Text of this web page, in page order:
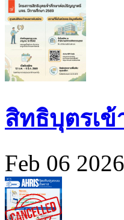
สิทธิบุตรเ
Feb 06 2026